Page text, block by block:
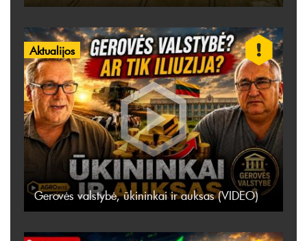
Aktualijos
Gerovės valstybė, ūkininkai ir auksas (VIDEO)